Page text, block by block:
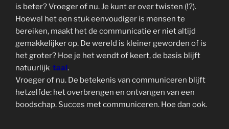
is beter? Vroeger of nu. Je kunt er over twisten (!?).
Hoewel het een stuk eenvoudiger is mensen te
bereiken, maakt het de communicatie er niet altijd
gemakkelijker op. De wereld is kleiner geworden of is
het groter? Hoe je het wendt of keert, de basis blijft
natuurlijk taal.
Vroeger of nu. De betekenis van communiceren blijft
hetzelfde: het overbrengen en ontvangen van een
boodschap. Succes met communiceren. Hoe dan ook.